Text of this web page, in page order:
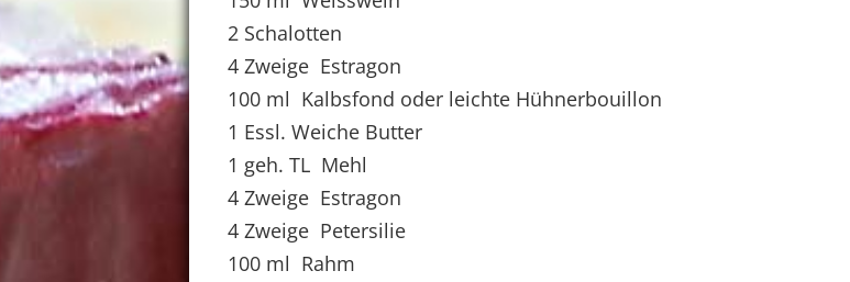
2 Schalotten
4 Zweige Estragon
100 ml Kalbsfond oder leichte Hühnerbouillon
1 Essl. Weiche Butter
1 geh. TL Mehl
4 Zweige Estragon
4 Zweige Petersilie
100 ml Rahm